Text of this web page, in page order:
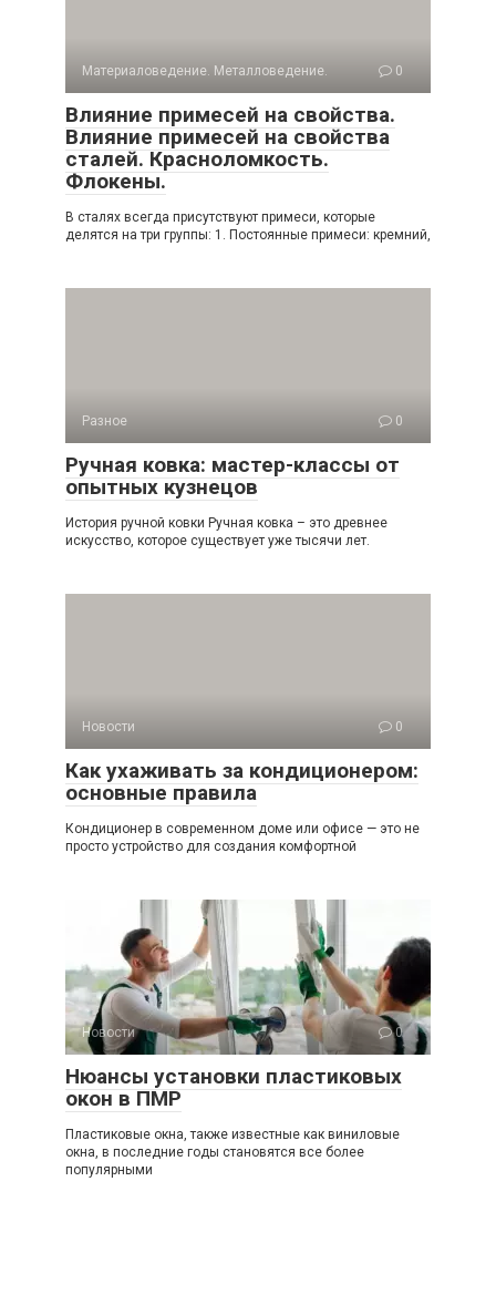
Материаловедение. Металловедение. 0
Влияние примесей на свойства.
Влияние примесей на свойства
сталей. Красноломкость.
Флокены.
В сталях всегда присутствуют примеси, которые
делятся на три группы: 1. Постоянные примеси: кремний,
Разное 0
Ручная ковка: мастер-классы от
опытных кузнецов
История ручной ковки Ручная ковка – это древнее
искусство, которое существует уже тысячи лет.
Новости 0
Как ухаживать за кондиционером:
основные правила
Кондиционер в современном доме или офисе — это не
просто устройство для создания комфортной
Новости 0
Нюансы установки пластиковых
окон в ПМР
Пластиковые окна, также известные как виниловые
окна, в последние годы становятся все более
популярными